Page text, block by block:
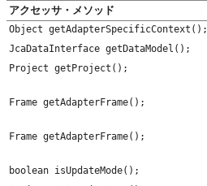
アクセッサ・メソッド
Object getAdapterSpecificContext();
JcaDataInterface getDataModel();
Project getProject();
Frame getAdapterFrame();
Frame getAdapterFrame();
boolean isUpdateMode();